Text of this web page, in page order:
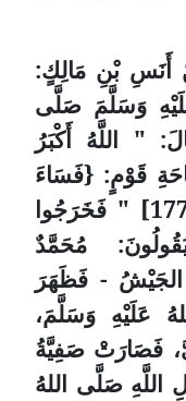
أَنَسِ بْنِ مَالِكٍ:
وَسَلَّمَ صَلَّى
" اللَّهُ أَكْبَرُ
قَوْمٍ: {فَسَاءَ
صَبَاحُ المُنْذَرِينَ} [الصافات: 177] " فَخَرَجُوا
مُحَمَّدٌ
- فَظَهَرَ
عَلَيْهِ وَسَلَّمَ،
فَصَارَتْ صَفِيَّةُ
اللَّهِ صَلَّى اللهُ